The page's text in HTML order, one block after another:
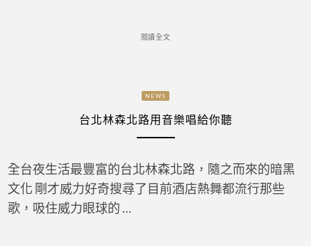
閱讀全文
NEWS
台北林森北路用音樂唱給你聽
全台夜生活最豐富的台北林森北路，隨之而來的暗黑
文化 剛才威力好奇搜尋了目前酒店熱舞都流行那些
歌，吸住威力眼球的 …